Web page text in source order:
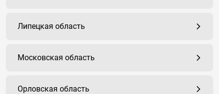
Липецкая область
Московская область
Орловская область